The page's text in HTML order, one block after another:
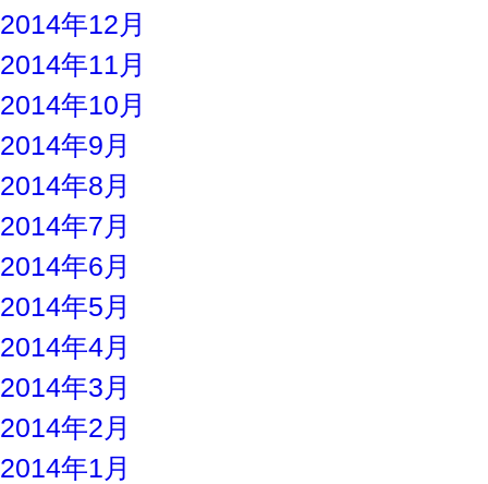
2014年12月
2014年11月
2014年10月
2014年9月
2014年8月
2014年7月
2014年6月
2014年5月
2014年4月
2014年3月
2014年2月
2014年1月